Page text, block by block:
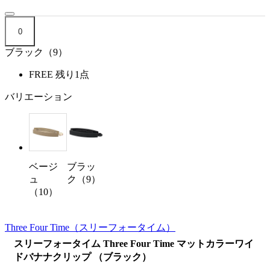
0
ブラック（9）
FREE 残り1点
バリエーション
ベージ
ュ
（10）
ブラッ
ク（9）
Three Four Time （スリーフォータイム）
スリーフォータイム Three Four Time マットカラーワイ
ドバナナクリップ （ブラック）